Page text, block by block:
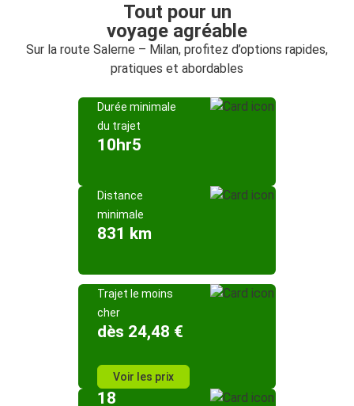
Tout pour un
voyage agréable
Sur la route Salerne – Milan, profitez d’options rapides,
pratiques et abordables
Durée minimale
du trajet
10hr5
Distance
minimale
831 km
Trajet le moins
cher
dès 24,48 €
Voir les prix
18